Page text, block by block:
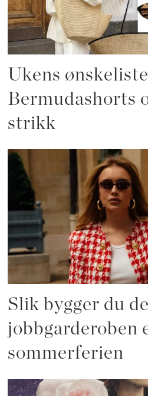
Ukens
Bermudashorts
strikk
Slik bygger du
jobbgarderoben
sommerferien